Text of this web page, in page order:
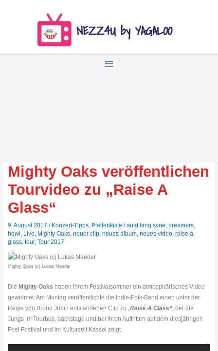
Mighty Oaks veröffentlichen
Tourvideo zu „Raise A
Glass“
9. August 2017/ Konzert-Tipps Plattenkiste /auld lang syne ,dreamers
howl Live Mighty Oaks ,neuer clip ,neues album ,neues video ,raise a
glass ,tour,Tour 2017
Mighty Oaks (c) Lukas Maeder
Die Mighty Oaks haben ihrem Festivalsommer ein atmosphärisches Video
gewidmet: Am Montag veröffentlichte die Indie-Folk-Band einen unter der
Regie von Bruno Jubin entstandenen Clip zu „Raise A Glass“, der die
Jungs im Tourbus, backstage und bei ihren Auftritten auf dem diesjährigen
Feel Festival und im Kulturzelt Kassel zeigt.